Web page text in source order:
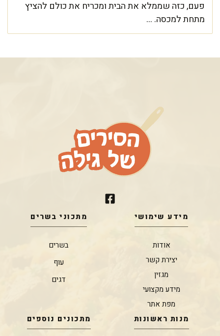
פעם, כזה שממלא את הבית ומכריח את כולם להציץ
מתחת למכסה. ...
מידע שימושי
אודות
יצירת קשר
מגזין
מידע מקצועי
מפת אתר
מתכוני בשרים
בשרים
עוף
דגים
מנות ראשונות מתכונים נוספים